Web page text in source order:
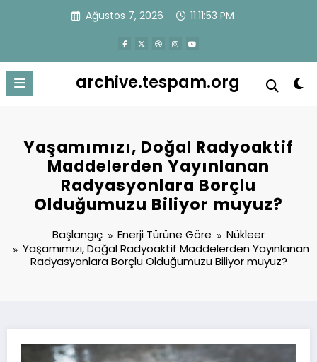
Ağustos 7, 2026 11:11:53 PM
archive.tespam.org
Yaşamımızı, Doğal Radyoaktif
Maddelerden Yayınlanan
Radyasyonlara Borçlu
Olduğumuzu Biliyor muyuz?
Başlangıç Enerji Türüne Göre
Nükleer
Yaşamımızı, Doğal Radyoaktif Maddelerden Yayınlanan
Radyasyonlara Borçlu Olduğumuzu Biliyor muyuz?